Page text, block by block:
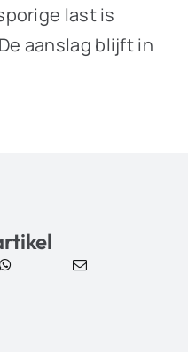
last is
aanslag blijft in